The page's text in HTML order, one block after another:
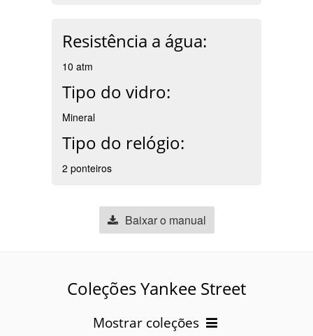
Resistência a água:
10 atm
Tipo do vidro:
Mineral
Tipo do relógio:
2 ponteiros
Baixar o manual
Coleções Yankee Street
Mostrar coleções